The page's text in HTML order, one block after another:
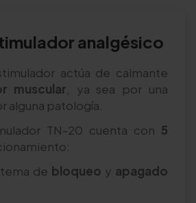
analgésico
actúa de calmante
muscular , ya sea por una
alguna patología.
TN-20 cuenta con 5
de bloqueo y apagado